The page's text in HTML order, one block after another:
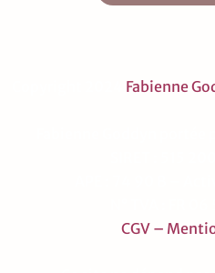
Fabienne
CGV –